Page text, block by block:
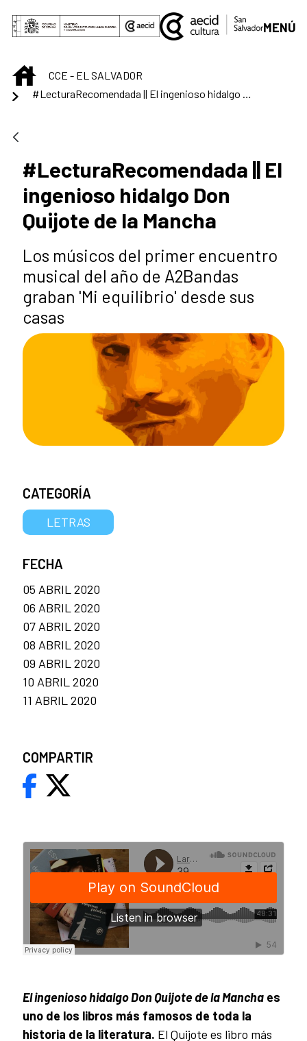
Saltar al contenido principal
MENÚ
INICIOCCE - EL SALVADOR
#LecturaRecomendada || El
ingenioso hidalgo Don
Quijote de la Mancha
Los músicos del primer encuentro
musical del año de A2Bandas
graban 'Mi equilibrio' desde sus
casas
El ingenioso hidalgo Don Quijote de la Mancha es
uno de los libros más famosos de toda la
historia de la literatura. El Quijote es libro más
CATEGORÍA
LETRAS
FECHA
05 ABRIL 2020
06 ABRIL 2020
07 ABRIL 2020
08 ABRIL 2020
09 ABRIL 2020
10 ABRIL 2020
11 ABRIL 2020
COMPARTIR